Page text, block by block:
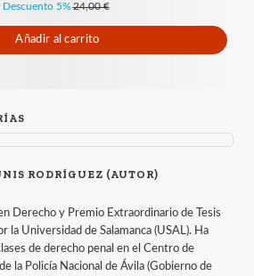
Descuento 5% 24,00 €
Añadir al carrito
RODRÍGUEZ (AUTOR)
Derecho y Premio Extraordinario de Tesis
la Universidad de Salamanca (USAL). Ha
de derecho penal en el Centro de
la Policía Nacional de Ávila (Gobierno de